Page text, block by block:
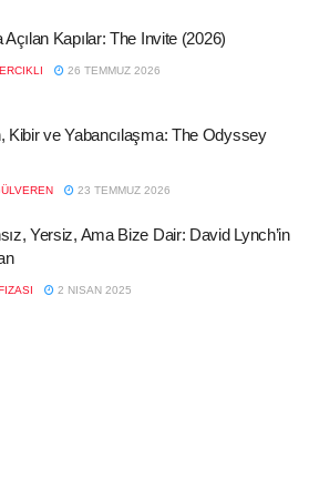
Açılan Kapılar: The Invite (2026)
26 TEMMUZ 2026
Kibir ve Yabancılaşma: The Odyssey
23 TEMMUZ 2026
Yersiz, Ama Bize Dair: David Lynch’in
2 NISAN 2025